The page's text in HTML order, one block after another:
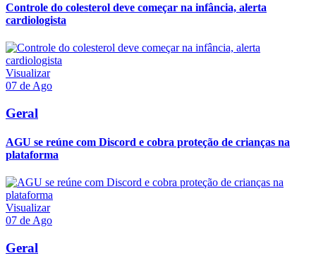
Controle do colesterol deve começar na infância, alerta
cardiologista
Visualizar
07 de Ago
Geral
AGU se reúne com Discord e cobra proteção de crianças na
plataforma
Visualizar
07 de Ago
Geral